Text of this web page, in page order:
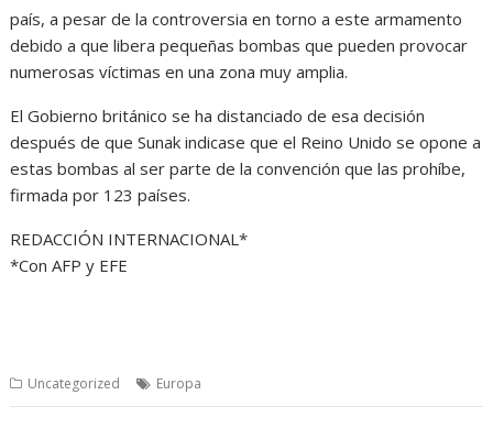
país, a pesar de la controversia en torno a este armamento
debido a que libera pequeñas bombas que pueden provocar
numerosas víctimas en una zona muy amplia.
El Gobierno británico se ha distanciado de esa decisión
después de que Sunak indicase que el Reino Unido se opone a
estas bombas al ser parte de la convención que las prohíbe,
firmada por 123 países.
REDACCIÓN INTERNACIONAL*
*Con AFP y EFE
Uncategorized Europa